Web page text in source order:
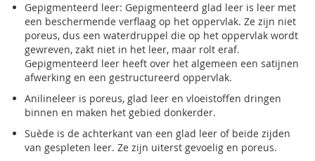
Gepigmenteerd leer: Gepigmenteerd glad leer is leer met
een beschermende verflaag op het oppervlak. Ze zijn niet
poreus, dus een waterdruppel die op het oppervlak wordt
gewreven, zakt niet in het leer, maar rolt eraf.
Gepigmenteerd leer heeft over het algemeen een satijnen
afwerking en een gestructureerd oppervlak.
Anilineleer is poreus, glad leer en vloeistoffen dringen
binnen en maken het gebied donkerder.
Suède is de achterkant van een glad leer of beide zijden
van gespleten leer. Ze zijn uiterst gevoelig en poreus.